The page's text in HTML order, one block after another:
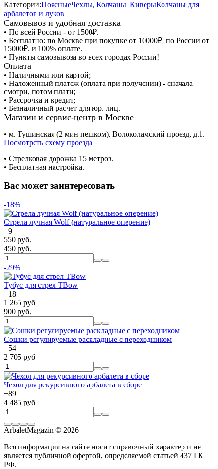
Категории:ПоясныеЧехлы, Колчаны, КиверыКолчаны для
арбалетов и луков
Самовывоз и удобная доставка
• По всей России - от 1500₽.
• Бесплатно: по Москве при покупке от 10000₽; по России от
15000₽. и 100% оплате.
• Пункты самовывоза во всех городах России!
Оплата
• Наличными или картой;
• Наложенный платеж (оплата при получении) - сначала
смотри, потом плати;
• Рассрочка и кредит;
• Безналичный расчет для юр. лиц.
Магазин и сервис-центр в Москве
• м. Тушинская (2 мин пешком), Волоколамский проезд, д.1.
Посмотреть схему проезда
• Cтрелковая дорожка 15 метров.
• Бесплатная настройка.
Вас может заинтересовать
-18%
Стрела лучная Wolf (натуральное оперение)
+9
550 руб.
450 руб.
-29%
Тубус для стрел TBow
+18
1 265 руб.
900 руб.
Сошки регулируемые раскладные с переходником
+54
2 705 руб.
Чехол для рекурсивного арбалета в сборе
+89
4 485 руб.
ArbaletMagazin © 2026
Вся информация на сайте носит справочный характер и не
является публичной офертой, определяемой статьей 437 ГК
РФ.